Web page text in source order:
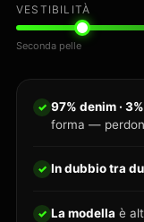
VESTIBILITÀ
Seconda pelle
✓ 97% denim ·
forma —
✓ In dubbio tra
✓ La modella è